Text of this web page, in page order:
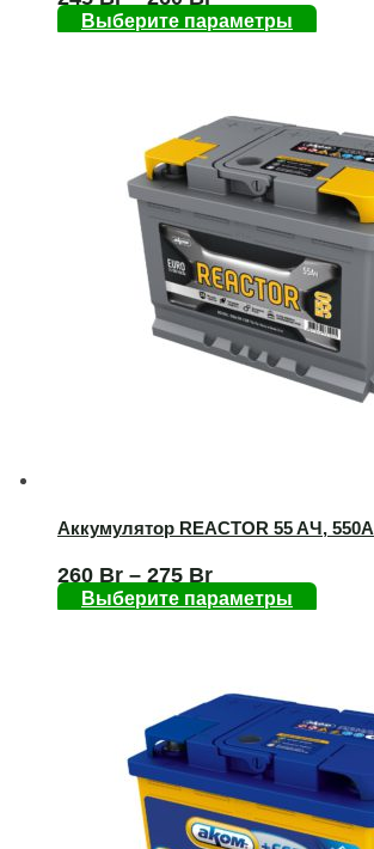
Выберите параметры
Аккумулятор REACTOR 55 AЧ, 550А
260 Br – 275 Br
Выберите параметры